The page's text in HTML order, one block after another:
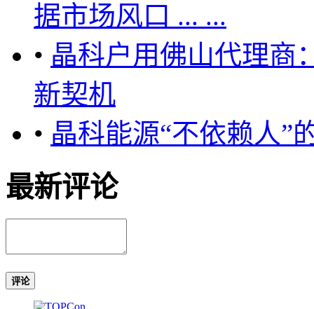
据市场风口 ... ...
• 晶科户用佛山代理商
新契机
• 晶科能源“不依赖人”
最新评论
评论